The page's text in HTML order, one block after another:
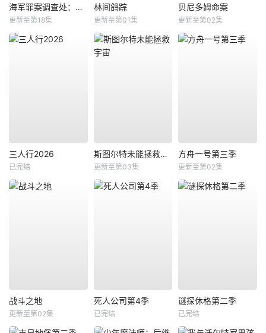
海军罪案调查处：悉尼第三季
更新至第18集
林间鸽踪
更新至第01集
贝尼多姆命案
更新至第02集
三人行2026
已完结
斯图尔特未能拯救宇宙
更新至第03集
方舟一号第三季
更新至第02集
战斗之地
更新至第02集
死人公司第4季
已完结
谜探休格第二季
已完结